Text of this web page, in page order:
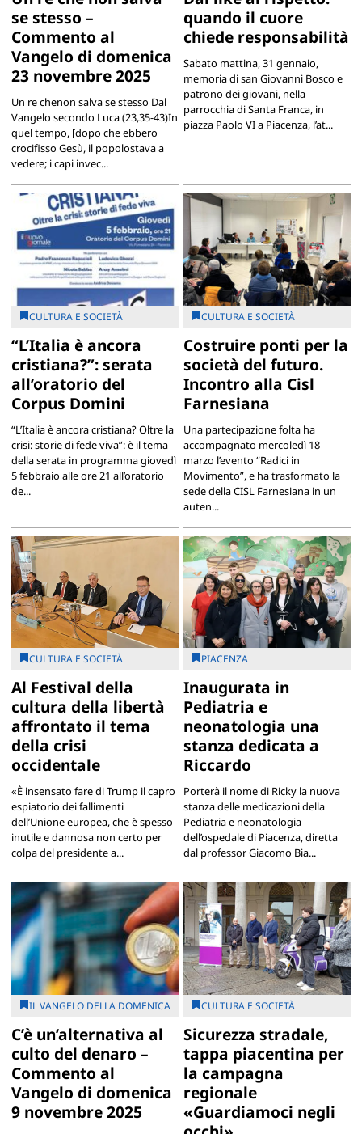
se stesso –
Commento al
Vangelo di domenica
23 novembre 2025
Un re chenon salva se stesso Dal
Vangelo secondo Luca (23,35-43)In
quel tempo, [dopo che ebbero
crocifisso Gesù, il popolostava a
vedere; i capi invec...
quando il cuore
chiede responsabilità
Sabato mattina, 31 gennaio,
memoria di san Giovanni Bosco e
patrono dei giovani, nella
parrocchia di Santa Franca, in
piazza Paolo VI a Piacenza, l’at...
CULTURA E SOCIETÀ
“L’Italia è ancora
cristiana?”: serata
all’oratorio del
Corpus Domini
“L’Italia è ancora cristiana? Oltre la
crisi: storie di fede viva”: è il tema
della serata in programma giovedì
5 febbraio alle ore 21 all’oratorio
de...
CULTURA E SOCIETÀ
Costruire ponti per la
società del futuro.
Incontro alla Cisl
Farnesiana
Una partecipazione folta ha
accompagnato mercoledì 18
marzo l’evento “Radici in
Movimento”, e ha trasformato la
sede della CISL Farnesiana in un
auten...
CULTURA E SOCIETÀ
Al Festival della
cultura della libertà
affrontato il tema
della crisi
occidentale
«È insensato fare di Trump il capro
espiatorio dei fallimenti
dell’Unione europea, che è spesso
inutile e dannosa non certo per
colpa del presidente a...
PIACENZA
Inaugurata in
Pediatria e
neonatologia una
stanza dedicata a
Riccardo
Porterà il nome di Ricky la nuova
stanza delle medicazioni della
Pediatria e neonatologia
dell’ospedale di Piacenza, diretta
dal professor Giacomo Bia...
IL VANGELO DELLA DOMENICA
C’è un’alternativa al
culto del denaro –
Commento al
Vangelo di domenica
9 novembre 2025
CULTURA E SOCIETÀ
Sicurezza stradale,
tappa piacentina per
la campagna
regionale
«Guardiamoci negli